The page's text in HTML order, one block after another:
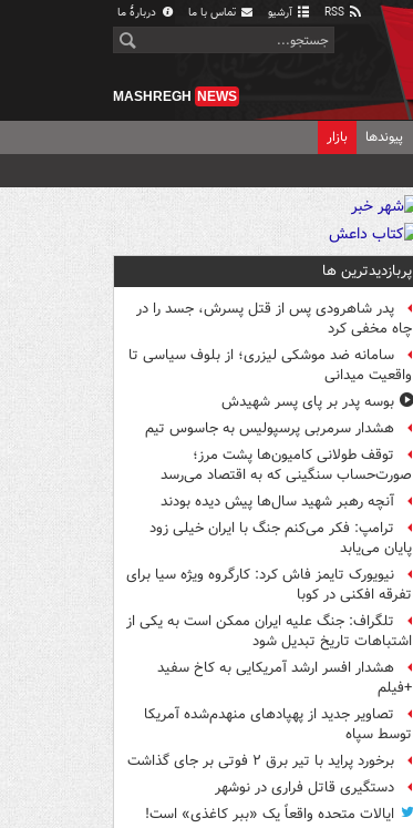
آرشیو تماس با ما دربارهٔ ما
MASHREGH NEWS
پیوندها بازار
پربازدیدترین ها
پدر شاهرودی پس از قتل پسرش، جسد را در
چاه مخفی کرد
سامانه ضد موشکی لیزری؛ از بلوف سیاسی تا
واقعیت میدانی
بوسه‌ پدر بر پای پسر شهیدش
هشدار سرمربی پرسپولیس به جاسوس تیم
توقف طولانی کامیون‌ها پشت مرز؛
صورت‌حساب سنگینی که به اقتصاد می‌رسد
آنچه رهبر شهید سال‌ها پیش دیده بودند
ترامپ: فکر می‌کنم جنگ با ایران خیلی زود
پایان می‌یابد
نیویورک تایمز فاش کرد: کارگروه ویژه سیا برای
تفرقه افکنی در کوبا
تلگراف: جنگ علیه ایران ممکن است به یکی از
اشتباهات تاریخ تبدیل شود
هشدار افسر ارشد آمریکایی به کاخ سفید
+فیلم
تصاویر جدید از پهپادهای منهدم‌شده آمریکا
توسط سپاه
برخورد پراید با تیر برق ۲ فوتی بر جای گذاشت
دستگیری قاتل فراری در نوشهر
ایالات متحده واقعاً یک «ببر کاغذی» است!